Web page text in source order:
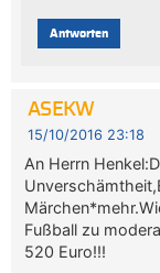
Antworten
ASEKW
15/10/2016 23:18
An Herrn
Fußball zu
520 Euro!!!